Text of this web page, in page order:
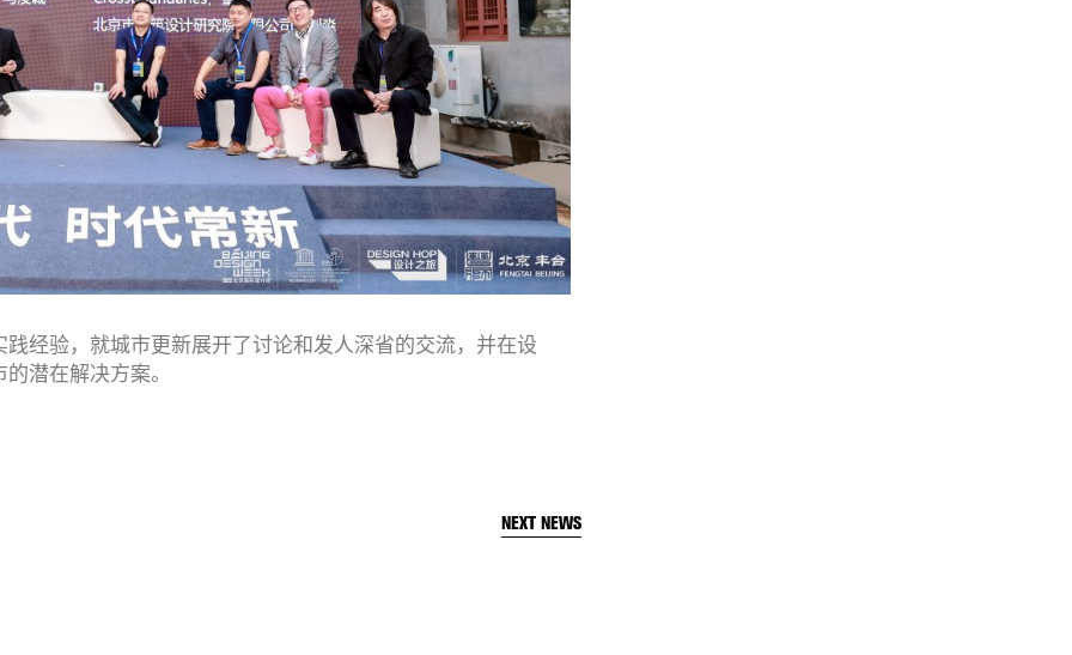
经验，就城市更新展开了讨论和发人深省的交流，并在设
潜在解决方案。
NEXT NEWS